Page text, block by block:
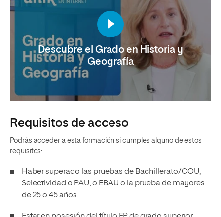
Descubre el Grado en Historia y
Geografía
Requisitos de acceso
Podrás acceder a esta formación si cumples alguno de estos
requisitos:
Haber superado las pruebas de Bachillerato/COU,
Selectividad o PAU, o EBAU o la prueba de mayores
de 25 o 45 años.